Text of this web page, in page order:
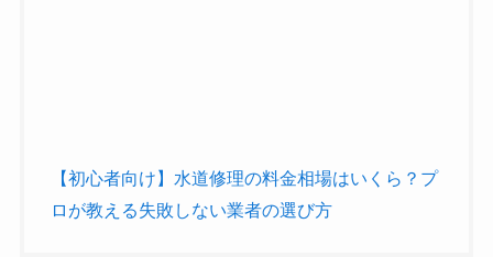
【初心者向け】水道修理の料金相場はいくら？プ
ロが教える失敗しない業者の選び方